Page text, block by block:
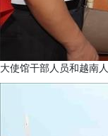
大使馆干部人员和越南